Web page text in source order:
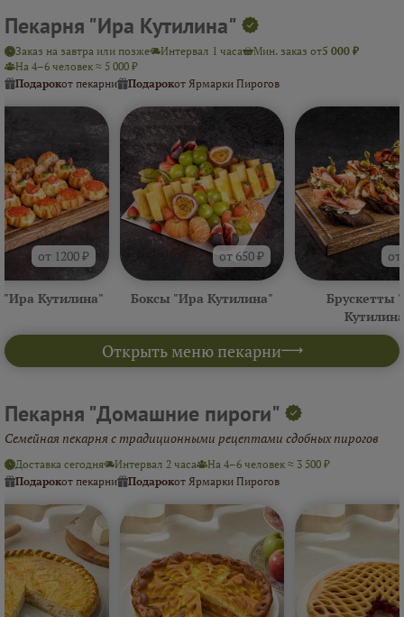
Пекарня "Ира Кутилина"
Открыть меню пекарни
Заказ на завтра или позже Интервал 1 часа Мин. заказ от5 000 ₽
На 4–6 человек ≈ 5 000 ₽
Подарокот пекарни Подарокот Ярмарки Пирогов
от 1200 ₽
"Ира Кутилина"
от 650 ₽
Боксы "Ира Кутилина"
Брускетты
Пекарня "Домашние пироги"
Семейная пекарня с традиционными рецептами сдобных пирогов
Доставка сегодня Интервал 2 часа
На 4–6 человек ≈ 3 500 ₽
Подарокот пекарни Подарокот Ярмарки Пирогов